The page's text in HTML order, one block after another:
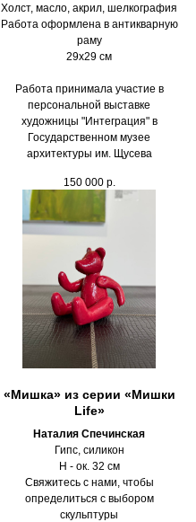
Холст, масло, акрил, шелкография
Работа оформлена в антикварную
раму
29х29 см
Работа принимала участие в
персональной выставке
художницы "Интеграция" в
Государственном музее
архитектуры им. Щусева
150 000 р.
«Мишка» из серии «Мишки
Life»
Наталия Спечинская
Гипс, силикон
H - ок. 32 см
Свяжитесь с нами, чтобы
определиться с выбором
скульптуры